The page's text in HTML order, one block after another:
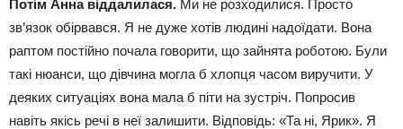
Потім Анна віддалилася. Ми не розходилися. Просто
зв’язок обірвався. Я не дуже хотів людині надоїдати. Вона
раптом постійно почала говорити, що зайнята роботою. Були
такі нюанси, що дівчина могла б хлопця часом виручити. У
деяких ситуаціях вона мала б піти на зустріч. Попросив
навіть якісь речі в неї залишити. Відповідь: «Та ні, Ярик». Я